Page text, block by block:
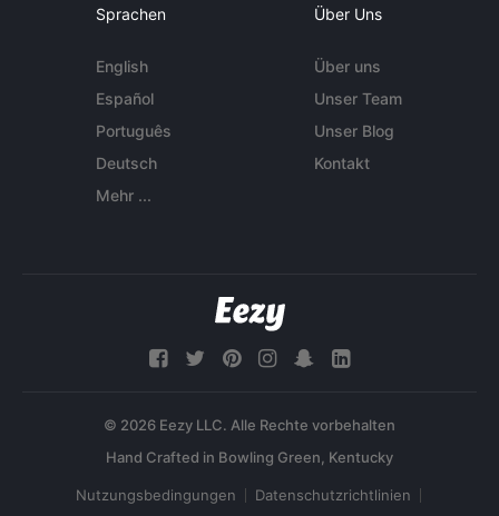
Sprachen
English
Español
Português
Deutsch
Mehr ...
Über Uns
Über uns
Unser Team
Unser Blog
Kontakt
© 2026 Eezy LLC. Alle Rechte vorbehalten
Nutzungsbedingungen Datenschutzrichtlinien